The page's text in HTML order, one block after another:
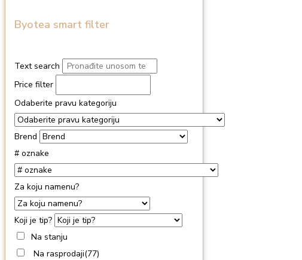
Byotea smart filter
Text search
Price filter
Odaberite pravu kategoriju
Brend
# oznake
Za koju namenu?
Koji je tip?
Na stanju
Na rasprodaji(77)